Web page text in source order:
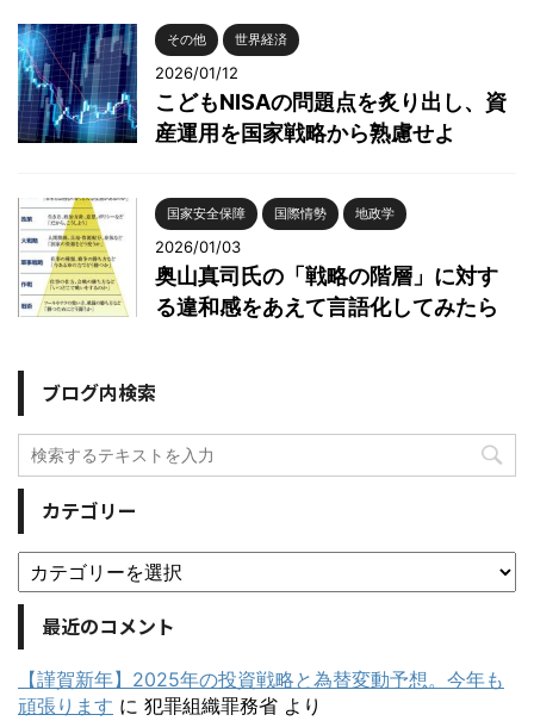
その他 世界経済
2026/01/12
こどもNISAの問題点を炙り出し、資
産運用を国家戦略から熟慮せよ
国家安全保障 国際情勢 地政学
2026/01/03
奥山真司氏の「戦略の階層」に対す
る違和感をあえて言語化してみたら
ブログ内検索
カテゴリー
最近のコメント
【謹賀新年】2025年の投資戦略と為替変動予想。今年も
頑張ります に 犯罪組織罪務省 より